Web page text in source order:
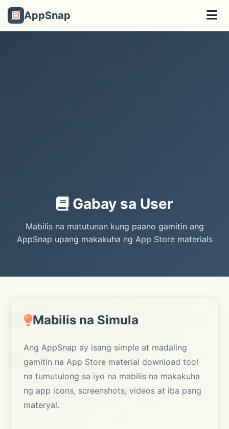
AppSnap
Gabay sa User
Mabilis na matutunan kung paano gamitin ang
AppSnap upang makakuha ng App Store materials
Mabilis na Simula
Ang AppSnap ay isang simple at madaling
gamitin na App Store material download tool
na tumutulong sa iyo na mabilis na makakuha
ng app icons, screenshots, videos at iba pang
materyal.